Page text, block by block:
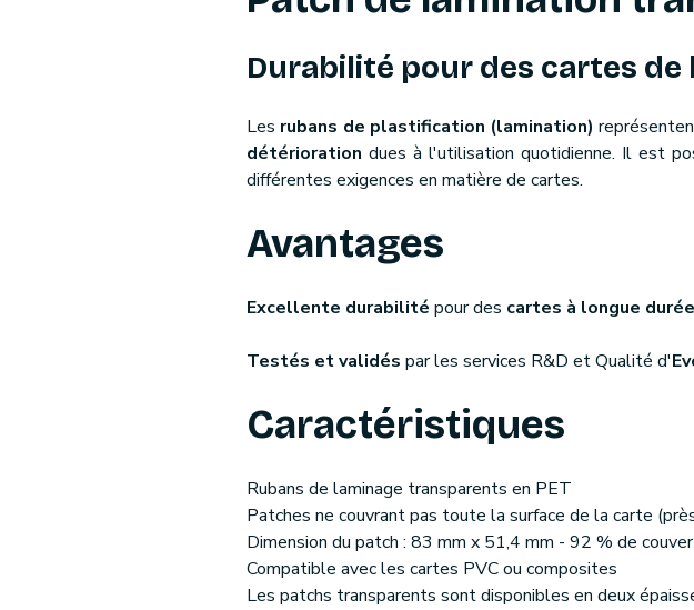
Durabilité pour des cartes de
Les rubans de plastification (lamination)
détérioration dues à l'utilisation quotidienne. Il est
différentes exigences en matière de cartes.
Avantages
Excellente durabilité pour des cartes à longue
Testés et validés par les services R&D et Qualité d'
Caractéristiques
Rubans de laminage transparents en PET
Patches ne couvrant pas toute la surface de la carte
Dimension du patch : 83 mm x 51,4 mm - 92 % de
Compatible avec les cartes PVC ou composites
Les patchs transparents sont disponibles en deux